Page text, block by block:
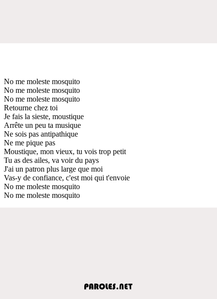
No me moleste mosquito
No me moleste mosquito
No me moleste mosquito
Retourne chez toi
Je fais la sieste, moustique
Arrête un peu ta musique
Ne sois pas antipathique
Ne me pique pas
Moustique, mon vieux, tu vois trop petit
Tu as des ailes, va voir du pays
J'ai un patron plus large que moi
Vas-y de confiance, c'est moi qui t'envoie
No me moleste mosquito
No me moleste mosquito